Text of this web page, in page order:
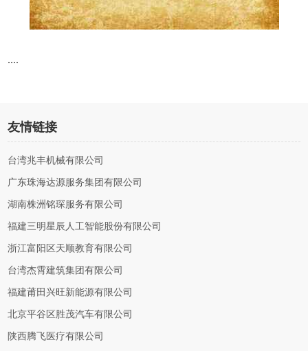
....
友情链接
台湾兆丰机械有限公司
广东珠海达源服务集团有限公司
湖南株洲铭琛服务有限公司
福建三明星辰人工智能股份有限公司
浙江富阳区天顺教育有限公司
台湾杰霄建筑集团有限公司
福建莆田兴旺新能源有限公司
北京平谷区胜茂汽车有限公司
陕西腾飞医疗有限公司